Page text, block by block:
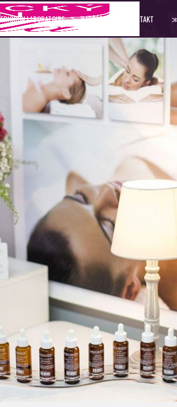
ERICSON LABORATOIRE FACEBOOK KONTAKT